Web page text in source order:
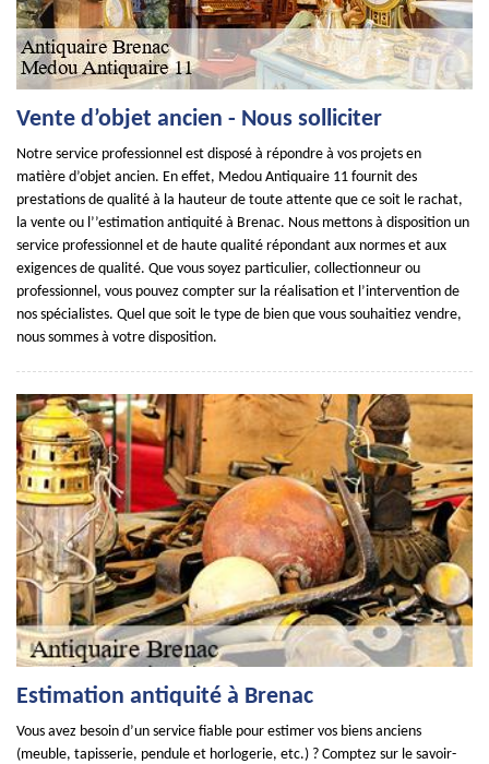
Vente d’objet ancien - Nous solliciter
Notre service professionnel est disposé à répondre à vos projets en
matière d’objet ancien. En effet, Medou Antiquaire 11 fournit des
prestations de qualité à la hauteur de toute attente que ce soit le rachat,
la vente ou l’’estimation antiquité à Brenac. Nous mettons à disposition un
service professionnel et de haute qualité répondant aux normes et aux
exigences de qualité. Que vous soyez particulier, collectionneur ou
professionnel, vous pouvez compter sur la réalisation et l’intervention de
nos spécialistes. Quel que soit le type de bien que vous souhaitiez vendre,
nous sommes à votre disposition.
Estimation antiquité à Brenac
Vous avez besoin d’un service fiable pour estimer vos biens anciens
(meuble, tapisserie, pendule et horlogerie, etc.) ? Comptez sur le savoir-